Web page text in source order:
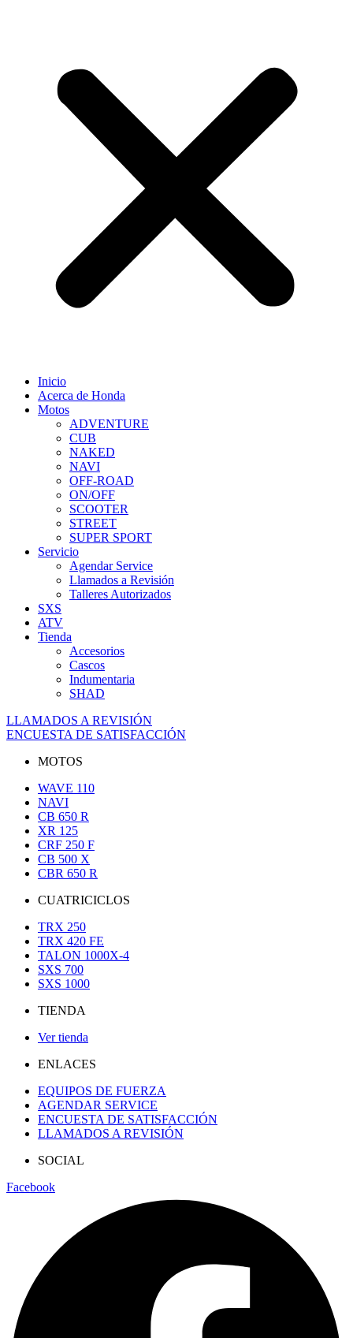
Inicio
Acerca de Honda
Motos
ADVENTURE
CUB
NAKED
NAVI
OFF-ROAD
ON/OFF
SCOOTER
STREET
SUPER SPORT
Servicio
Agendar Service
Llamados a Revisión
Talleres Autorizados
SXS
ATV
Tienda
Accesorios
Cascos
Indumentaria
SHAD
LLAMADOS A REVISIÓN
ENCUESTA DE SATISFACCIÓN
MOTOS
WAVE 110
NAVI
CB 650 R
XR 125
CRF 250 F
CB 500 X
CBR 650 R
CUATRICICLOS
TRX 250
TRX 420 FE
TALON 1000X-4
SXS 700
SXS 1000
TIENDA
Ver tienda
ENLACES
EQUIPOS DE FUERZA
AGENDAR SERVICE
ENCUESTA DE SATISFACCIÓN
LLAMADOS A REVISIÓN
SOCIAL
Facebook